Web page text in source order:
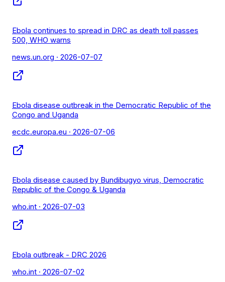
Ebola continues to spread in DRC as death toll passes
500, WHO warns
news.un.org · 2026-07-07
Ebola disease outbreak in the Democratic Republic of the
Congo and Uganda
ecdc.europa.eu · 2026-07-06
Ebola disease caused by Bundibugyo virus, Democratic
Republic of the Congo & Uganda
who.int · 2026-07-03
Ebola outbreak - DRC 2026
who.int · 2026-07-02